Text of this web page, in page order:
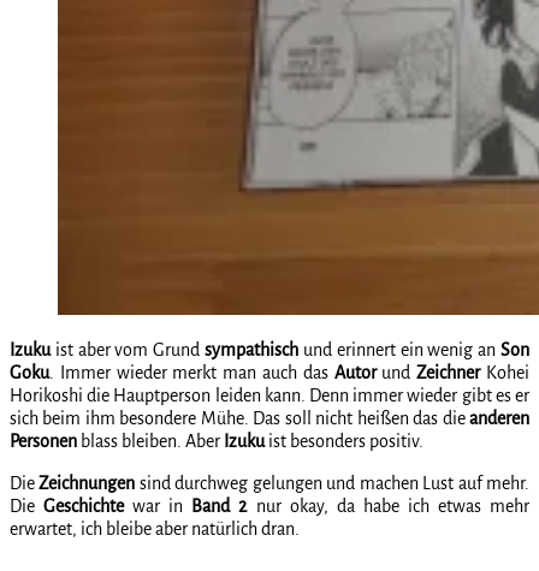
Izukuist aber vom Grundsympathisch und erinnert ein wenig anSon
Goku. Immer wieder merkt man auch das AutorundZeichnerKohei
Horikoshi die Hauptperson leiden kann. Denn immer wieder gibt es er
sich beim ihm besondere Mühe. Das soll nicht heißen das dieanderen
Personen blass bleiben. Aber Izukuist besonders positiv.
DieZeichnungen sind durchweg gelungen und machen Lust auf mehr.
DieGeschichtewar in Band 2nur okay, da habe ich etwas mehr
erwartet, ich bleibe aber natürlich dran.